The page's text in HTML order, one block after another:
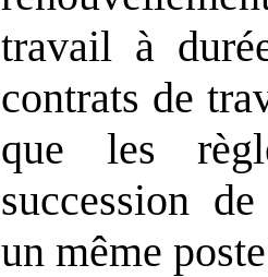
travail à
contrats de
que les
succession
un même